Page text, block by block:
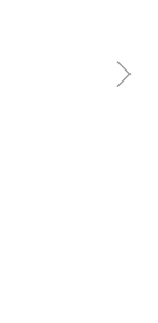
ꁇ